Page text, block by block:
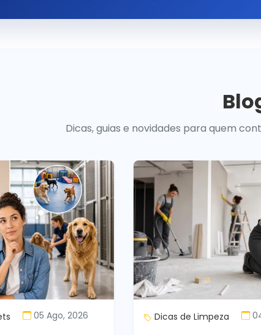
Dicas, guias e novidades para quem
05 Ago, 2026 Dicas de Limpeza